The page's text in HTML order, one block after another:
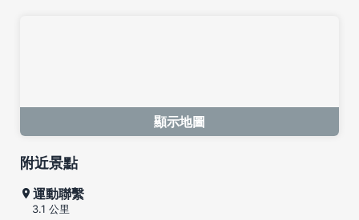
顯示地圖
附近景點
運動聯繫
3.1 公里